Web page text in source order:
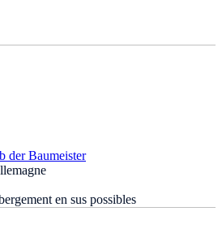
der Baumeister
en sus possibles